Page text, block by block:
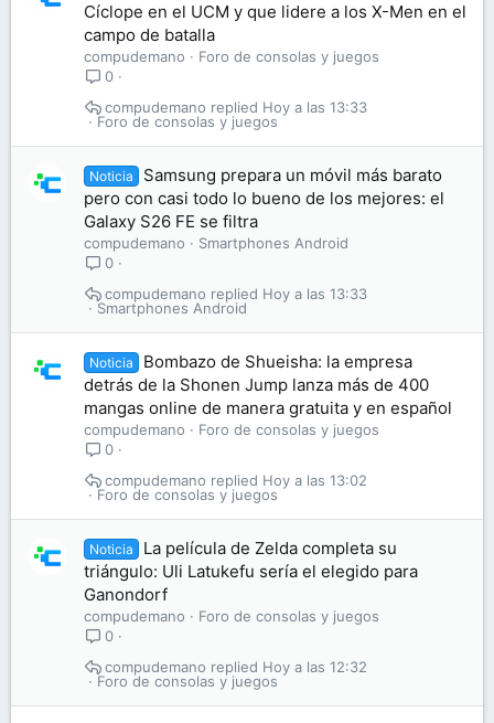
Cíclope en el UCM y que lidere a los X-Men en el
campo de batalla
compudemano
Foro de consolas y juegos
0
Foro de consolas y juegos
Hoy a las 13:33
compudemano
Noticia
Samsung prepara un móvil más barato
pero con casi todo lo bueno de los mejores: el
Galaxy S26 FE se filtra
compudemano
Smartphones Android
0
Smartphones Android
Hoy a las 13:33
compudemano
Noticia
Bombazo de Shueisha: la empresa
detrás de la Shonen Jump lanza más de 400
mangas online de manera gratuita y en español
compudemano
Foro de consolas y juegos
0
Foro de consolas y juegos
Hoy a las 13:02
compudemano
Noticia
La película de Zelda completa su
triángulo: Uli Latukefu sería el elegido para
Ganondorf
compudemano
Foro de consolas y juegos
0
Foro de consolas y juegos
Hoy a las 12:32
compudemano